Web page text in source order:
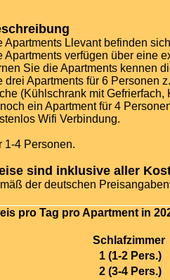
Apartments Llevant befinden
Apartments verfügen über eine
Sie die Apartments kennen
drei Apartments für 6 Personen
(Kühlschrank mit
ein Apartment für 4
Wifi Verbindung.
1-4 Personen.
sind inklusive aller
der deutschen
pro Tag pro Apartment in
Schlafzimmer
1 (1-2 Pers.)
2 (3-4 Pers.)